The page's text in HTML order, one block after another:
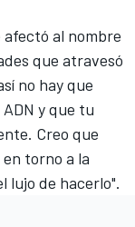
afectó al nombre
que atravesó
no hay que
y que tu
Creo que
torno a la
lujo de hacerlo".